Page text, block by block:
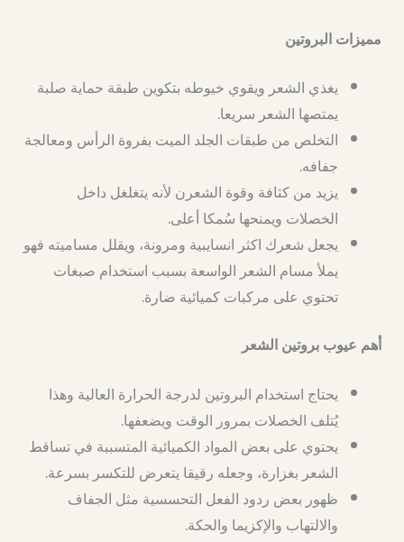
مميزات البروتين
يغذي الشعر ويقوي خيوطه بتكوين طبقة حماية صلبة
يمتصها الشعر سريعا.
التخلص من طبقات الجلد الميت بفروة الرأس ومعالجة
جفافه.
يزيد من كثافة وقوة الشعرن لأنه يتغلغل داخل
الخصلات ويمنحها سُمكا أعلى.
يجعل شعرك اكثر انسايبية ومرونة، ويقلل مساميته فهو
يملأ مسام الشعر الواسعة بسبب استخدام صبغات
تحتوي على مركبات كميائية ضارة.
أهم عيوب بروتين الشعر
يحتاج استخدام البروتين لدرجة الحرارة العالية وهذا
يُتلف الخصلات بمرور الوقت ويضعفها.
يحتوي على بعض المواد الكميائية المتسببة في تساقط
الشعر بغزارة، وجعله رقيقا يتعرض للتكسر بسرعة.
ظهور بعض ردود الفعل التحسسية مثل الجفاف
والالتهاب والإكزيما والحكة.